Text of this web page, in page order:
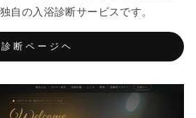
自の入浴診断サービスです。
診断ページヘ